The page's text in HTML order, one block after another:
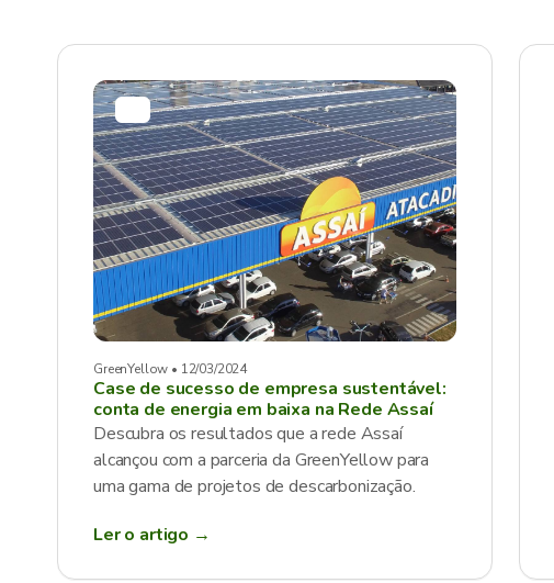
GreenYellow • 12/03/2024
Case de sucesso de empresa sustentável:
conta de energia em baixa na Rede Assaí
Descubra os resultados que a rede Assaí
alcançou com a parceria da GreenYellow para
uma gama de projetos de descarbonização.
Ler o artigo →